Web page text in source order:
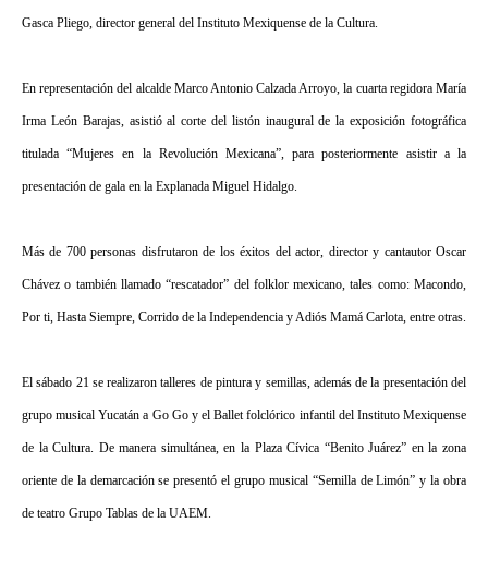
Gasca Pliego, director general del Instituto Mexiquense de la Cultura.
En representación del alcalde Marco Antonio Calzada Arroyo, la cuarta regidora María
Irma León Barajas, asistió al corte del listón inaugural de la exposición fotográfica
titulada “Mujeres en la Revolución Mexicana”, para posteriormente asistir a la
presentación de gala en la Explanada Miguel Hidalgo.
Más de 700 personas disfrutaron de los éxitos del actor, director y cantautor Oscar
Chávez o también llamado “rescatador” del folklor mexicano, tales como: Macondo,
Por ti, Hasta Siempre, Corrido de la Independencia y Adiós Mamá Carlota, entre otras.
El sábado 21 se realizaron talleres de pintura y semillas, además de la presentación del
grupo musical Yucatán a Go Go y el Ballet folclórico infantil del Instituto Mexiquense
de la Cultura. De manera simultánea, en la Plaza Cívica “Benito Juárez” en la zona
oriente de la demarcación se presentó el grupo musical “Semilla de Limón” y la obra
de teatro Grupo Tablas de la UAEM.